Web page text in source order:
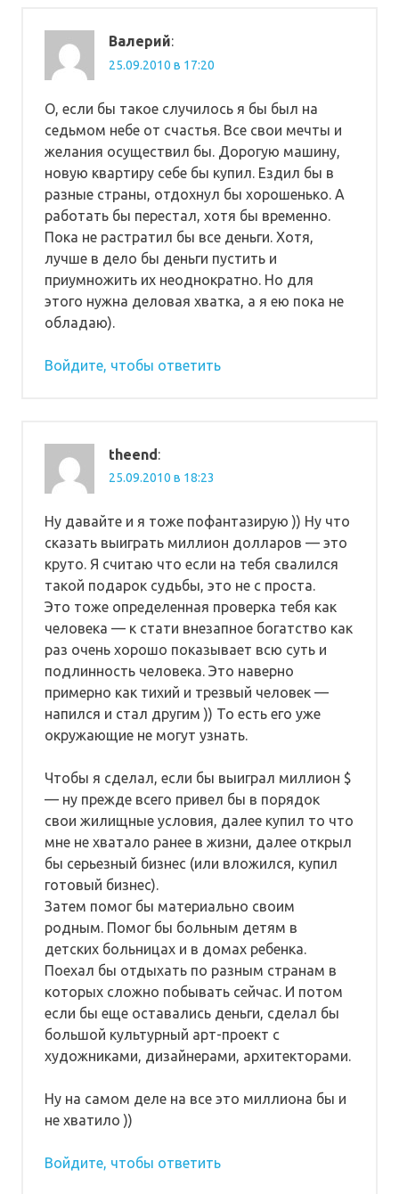
Валерий:
25.09.2010 в 17:20
О, если бы такое случилось я бы был на
седьмом небе от счастья. Все свои мечты и
желания осуществил бы. Дорогую машину,
новую квартиру себе бы купил. Ездил бы в
разные страны, отдохнул бы хорошенько. А
работать бы перестал, хотя бы временно.
Пока не растратил бы все деньги. Хотя,
лучше в дело бы деньги пустить и
приумножить их неоднократно. Но для
этого нужна деловая хватка, а я ею пока не
обладаю).
Войдите, чтобы ответить
theend:
25.09.2010 в 18:23
Ну давайте и я тоже пофантазирую )) Ну что
сказать выиграть миллион долларов — это
круто. Я считаю что если на тебя свалился
такой подарок судьбы, это не с проста.
Это тоже определенная проверка тебя как
человека — к стати внезапное богатство как
раз очень хорошо показывает всю суть и
подлинность человека. Это наверно
примерно как тихий и трезвый человек —
напился и стал другим )) То есть его уже
окружающие не могут узнать.
Чтобы я сделал, если бы выиграл миллион $
— ну прежде всего привел бы в порядок
свои жилищные условия, далее купил то что
мне не хватало ранее в жизни, далее открыл
бы серьезный бизнес (или вложился, купил
готовый бизнес).
Затем помог бы материально своим
родным. Помог бы больным детям в
детских больницах и в домах ребенка.
Поехал бы отдыхать по разным странам в
которых сложно побывать сейчас. И потом
если бы еще оставались деньги, сделал бы
большой культурный арт-проект с
художниками, дизайнерами, архитекторами.
Ну на самом деле на все это миллиона бы и
не хватило ))
Войдите, чтобы ответить